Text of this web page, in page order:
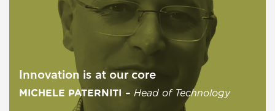
Innovation is at our core
MICHELE PATERNITI – Head of Technology